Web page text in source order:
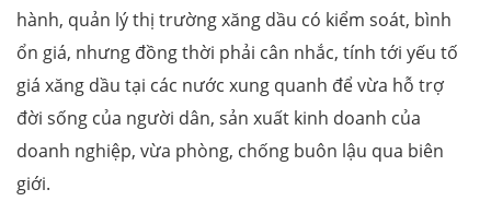
hành, quản lý thị trường xăng dầu có kiểm soát, bình
ổn giá, nhưng đồng thời phải cân nhắc, tính tới yếu tố
giá xăng dầu tại các nước xung quanh để vừa hỗ trợ
đời sống của người dân, sản xuất kinh doanh của
doanh nghiệp, vừa phòng, chống buôn lậu qua biên
giới.